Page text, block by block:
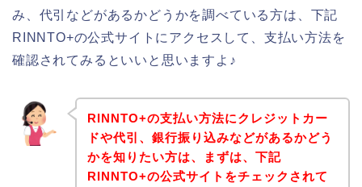
み、代引などがあるかどうかを調べている方は、下記
RINNTO+の公式サイトにアクセスして、支払い方法を
確認されてみるといいと思いますよ♪
RINNTO+の支払い方法にクレジットカー
ドや代引、銀行振り込みなどがあるかどう
かを知りたい方は、まずは、下記
RINNTO+の公式サイトをチェックされて